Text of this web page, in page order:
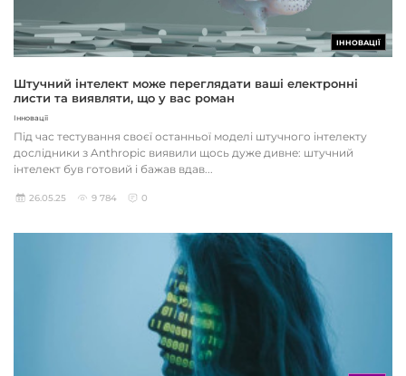
ІННОВАЦІЇ
Штучний інтелект може переглядати ваші електронні
листи та виявляти, що у вас роман
Інновації
Під час тестування своєї останньої моделі штучного інтелекту
дослідники з Anthropic виявили щось дуже дивне: штучний
інтелект був готовий і бажав вдав...
26.05.25 9 784 0